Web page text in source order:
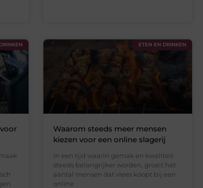
ETEN EN DRINKEN
Waarom steeds meer mensen
kiezen voor een online slagerij
In een tijd waarin gemak en kwaliteit
steeds belangrijker worden, groeit het
aantal mensen dat vlees koopt bij een
online